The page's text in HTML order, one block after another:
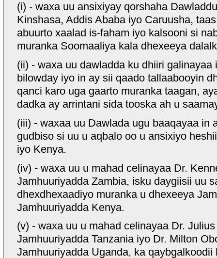
(i) - waxa uu ansixiyay qorshaha
Kinshasa, Addis Ababa iyo Caruusha,
abuurto xaalad is-faham iyo kalsooni si
muranka Soomaaliya kala dhexeeya
(ii) - waxa uu dawladda ku dhiiri
bilowday iyo in ay sii qaado tallaabooyin
qanci karo uga gaarto muranka taagan,
dadka ay arrintani sida tooska ah u
(iii) - waxaa uu Dawlada ugu baaqayaa in
gudbiso si uu u aqbalo oo u ansixiyo
iyo Kenya.
(iv) - waxa uu u mahad celinayaa Dr.
Jamhuuriyadda Zambia, isku daygiisii uu
dhexdhexaadiyo muranka u dhexeeya
Jamhuuriyadda Kenya.
(v) - waxa uu u mahad celinayaa Dr.
Jamhuuriyadda Tanzania iyo Dr. Milton
Jamhuuriyadda Uganda, ka qaybgalkoodii